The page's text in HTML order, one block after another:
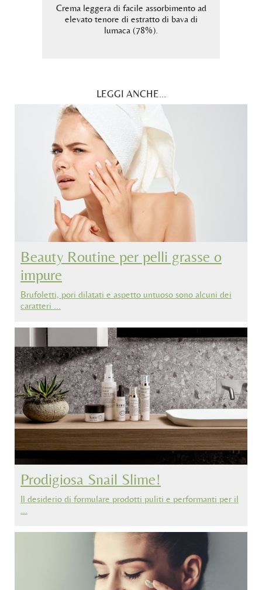
Crema leggera di facile assorbimento ad
elevato tenore di estratto di bava di
lumaca (78%).
LEGGI ANCHE...
Beauty Routine per pelli grasse o
impure
Brufoletti, pori dilatati e aspetto untuoso sono alcuni dei
caratteri …
Prodigiosa Snail Slime!
Il desiderio di formulare prodotti puliti e performanti per il
…